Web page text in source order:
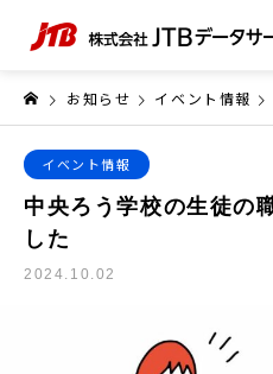
お知らせ イベント情報
イベント情報
中央ろう学校の生徒の
した
2024.10.02